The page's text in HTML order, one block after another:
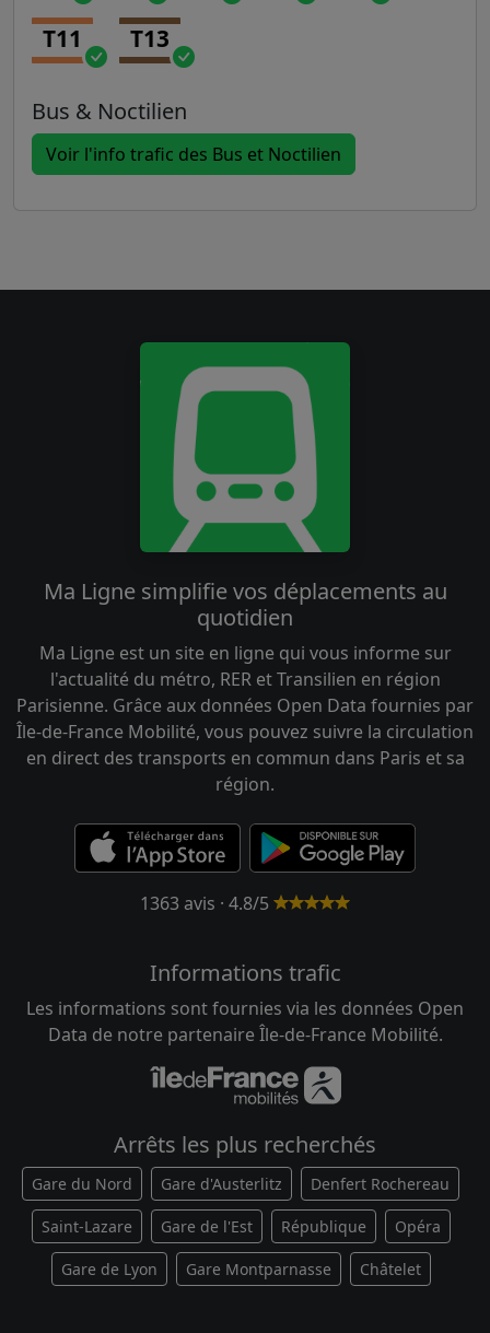
T11 T13
Bus & Noctilien
Voir l'info trafic des Bus et Noctilien
Ma Ligne simplifie vos déplacements au
quotidien
Ma Ligne est un site en ligne qui vous informe sur
l'actualité du métro, RER et Transilien en région
Parisienne. Grâce aux données Open Data fournies par
Île-de-France Mobilité, vous pouvez suivre la circulation
en direct des transports en commun dans Paris et sa
région.
1363 avis · 4.8/5
Informations trafic
Les informations sont fournies via les données Open
Data de notre partenaire Île-de-France Mobilité.
Arrêts les plus recherchés
Gare du Nord Gare d'Austerlitz Denfert Rochereau
Saint-Lazare Gare de l'Est République Opéra
Gare de Lyon Gare Montparnasse Châtelet